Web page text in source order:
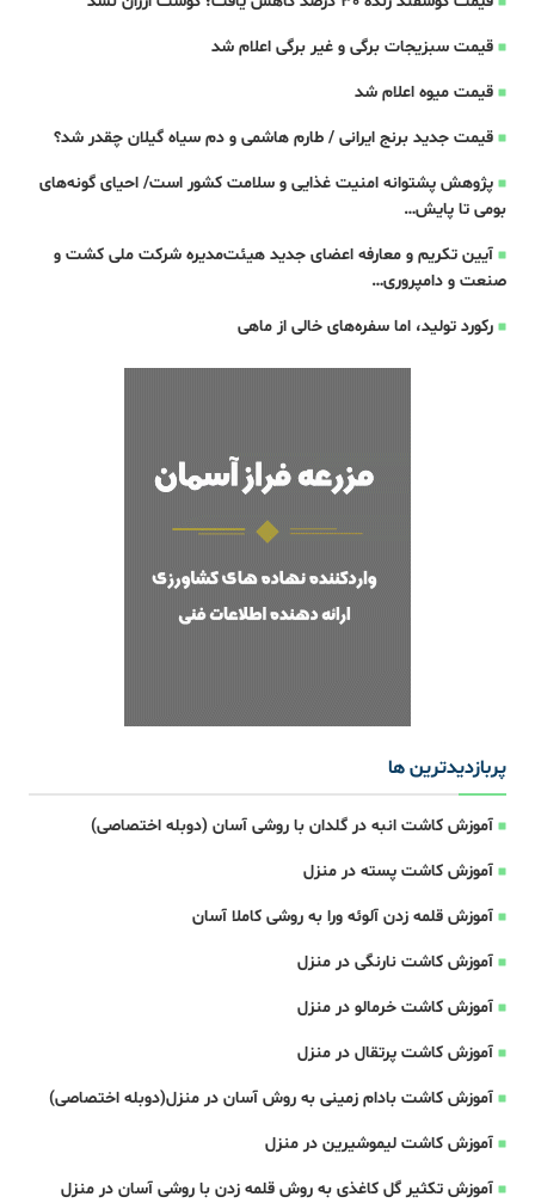
قیمت سبزیجات برگی و غیر برگی اعلام شد
قیمت میوه اعلام شد
قیمت جدید برنج ایرانی / طارم هاشمی و دم سیاه گیلان چقدر شد؟
پژوهش پشتوانه امنیت غذایی و سلامت کشور است/ احیای گونه‌های
بومی تا پایش…
آیین تکریم و معارفه اعضای جدید هیئت‌مدیره شرکت ملی کشت و
صنعت و دامپروری…
رکورد تولید، اما سفره‌های خالی از ماهی
پربازدیدترین ها
آموزش کاشت انبه در گلدان با روشی آسان (دوبله اختصاصی)
آموزش کاشت پسته در منزل
آموزش قلمه زدن آلوئه ورا به روشی کاملا آسان
آموزش کاشت نارنگی در منزل
آموزش کاشت خرمالو در منزل
آموزش کاشت پرتقال در منزل
آموزش کاشت بادام زمینی به روش آسان در منزل(دوبله اختصاصی)
آموزش کاشت لیموشیرین در منزل
آموزش تکثیر گل کاغذی به روش قلمه زدن با روشی آسان در منزل